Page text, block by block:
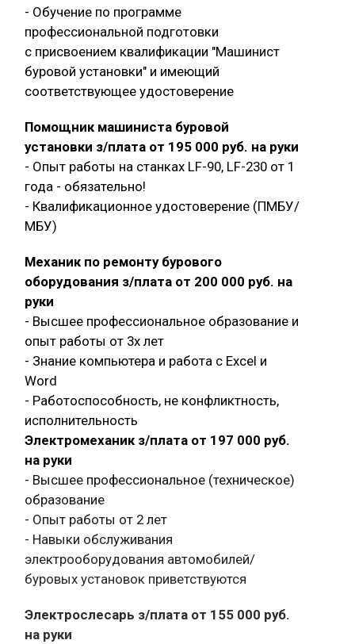
- Обучение по программе
профессиональной подготовки
с присвоением квалификации "Машинист
буровой установки" и имеющий
соответствующее удостоверение
Помощник машиниста буровой
установки з/плата от 195 000 руб. на руки
- Опыт работы на станках LF-90, LF-230 от 1
года - обязательно!
- Квалификационное удостоверение (ПМБУ/
МБУ)
Механик по ремонту бурового
оборудования з/плата от 200 000 руб. на
руки
- Высшее профессиональное образование и
опыт работы от 3х лет
- Знание компьютера и работа с Exсel и
Word
- Работоспособность, не конфликтность,
исполнительность
Электромеханик з/плата от 197 000 руб.
на руки
- Высшее профессиональное (техническое)
образование
- Опыт работы от 2 лет
- Навыки обслуживания
электрооборудования автомобилей/
буровых установок приветствуются
Электрослесарь з/плата от 155 000 руб.
на руки